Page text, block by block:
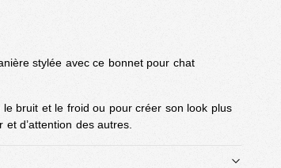
stylée avec ce bonnet pour chat
bruit et le froid ou pour créer son look plus
d’attention des autres.